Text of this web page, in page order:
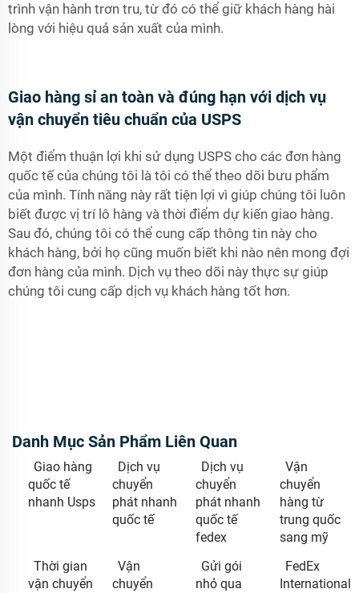
trình vận hành trơn tru, từ đó có thể giữ khách hàng hài
lòng với hiệu quả sản xuất của mình.
Giao hàng sỉ an toàn và đúng hạn với dịch vụ
vận chuyển tiêu chuẩn của USPS
Một điểm thuận lợi khi sử dụng USPS cho các đơn hàng
quốc tế của chúng tôi là tôi có thể theo dõi bưu phẩm
của mình. Tính năng này rất tiện lợi vì giúp chúng tôi luôn
biết được vị trí lô hàng và thời điểm dự kiến giao hàng.
Sau đó, chúng tôi có thể cung cấp thông tin này cho
khách hàng, bởi họ cũng muốn biết khi nào nên mong đợi
đơn hàng của mình. Dịch vụ theo dõi này thực sự giúp
chúng tôi cung cấp dịch vụ khách hàng tốt hơn.
Danh Mục Sản Phẩm Liên Quan
Giao hàng
quốc tế
nhanh Usps
Dịch vụ
chuyển
phát nhanh
quốc tế
Dịch vụ
chuyển
phát nhanh
quốc tế
fedex
Vận
chuyển
hàng từ
trung quốc
sang mỹ
Thời gian
vận chuyển
Vận
chuyển
Gửi gói
nhỏ qua
FedEx
International